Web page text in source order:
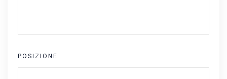
POSIZIONE